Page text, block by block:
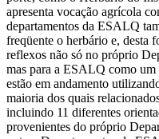
apresenta vocação agrícola
departamentos da ESALQ
freqüente o herbário e, desta
reflexos não só no próprio
mas para a ESALQ como
estão em andamento
maioria dos quais
incluindo 11 diferentes
provenientes do próprio